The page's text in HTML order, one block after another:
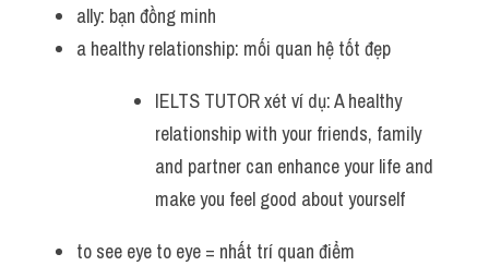
ally: bạn đồng minh
a healthy relationship: mối quan hệ tốt đẹp
IELTS TUTOR xét ví dụ: A healthy
relationship with your friends, family
and partner can enhance your life and
make you feel good about yourself
to see eye to eye = nhất trí quan điểm